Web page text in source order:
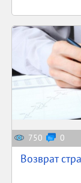
750 0
Возврат